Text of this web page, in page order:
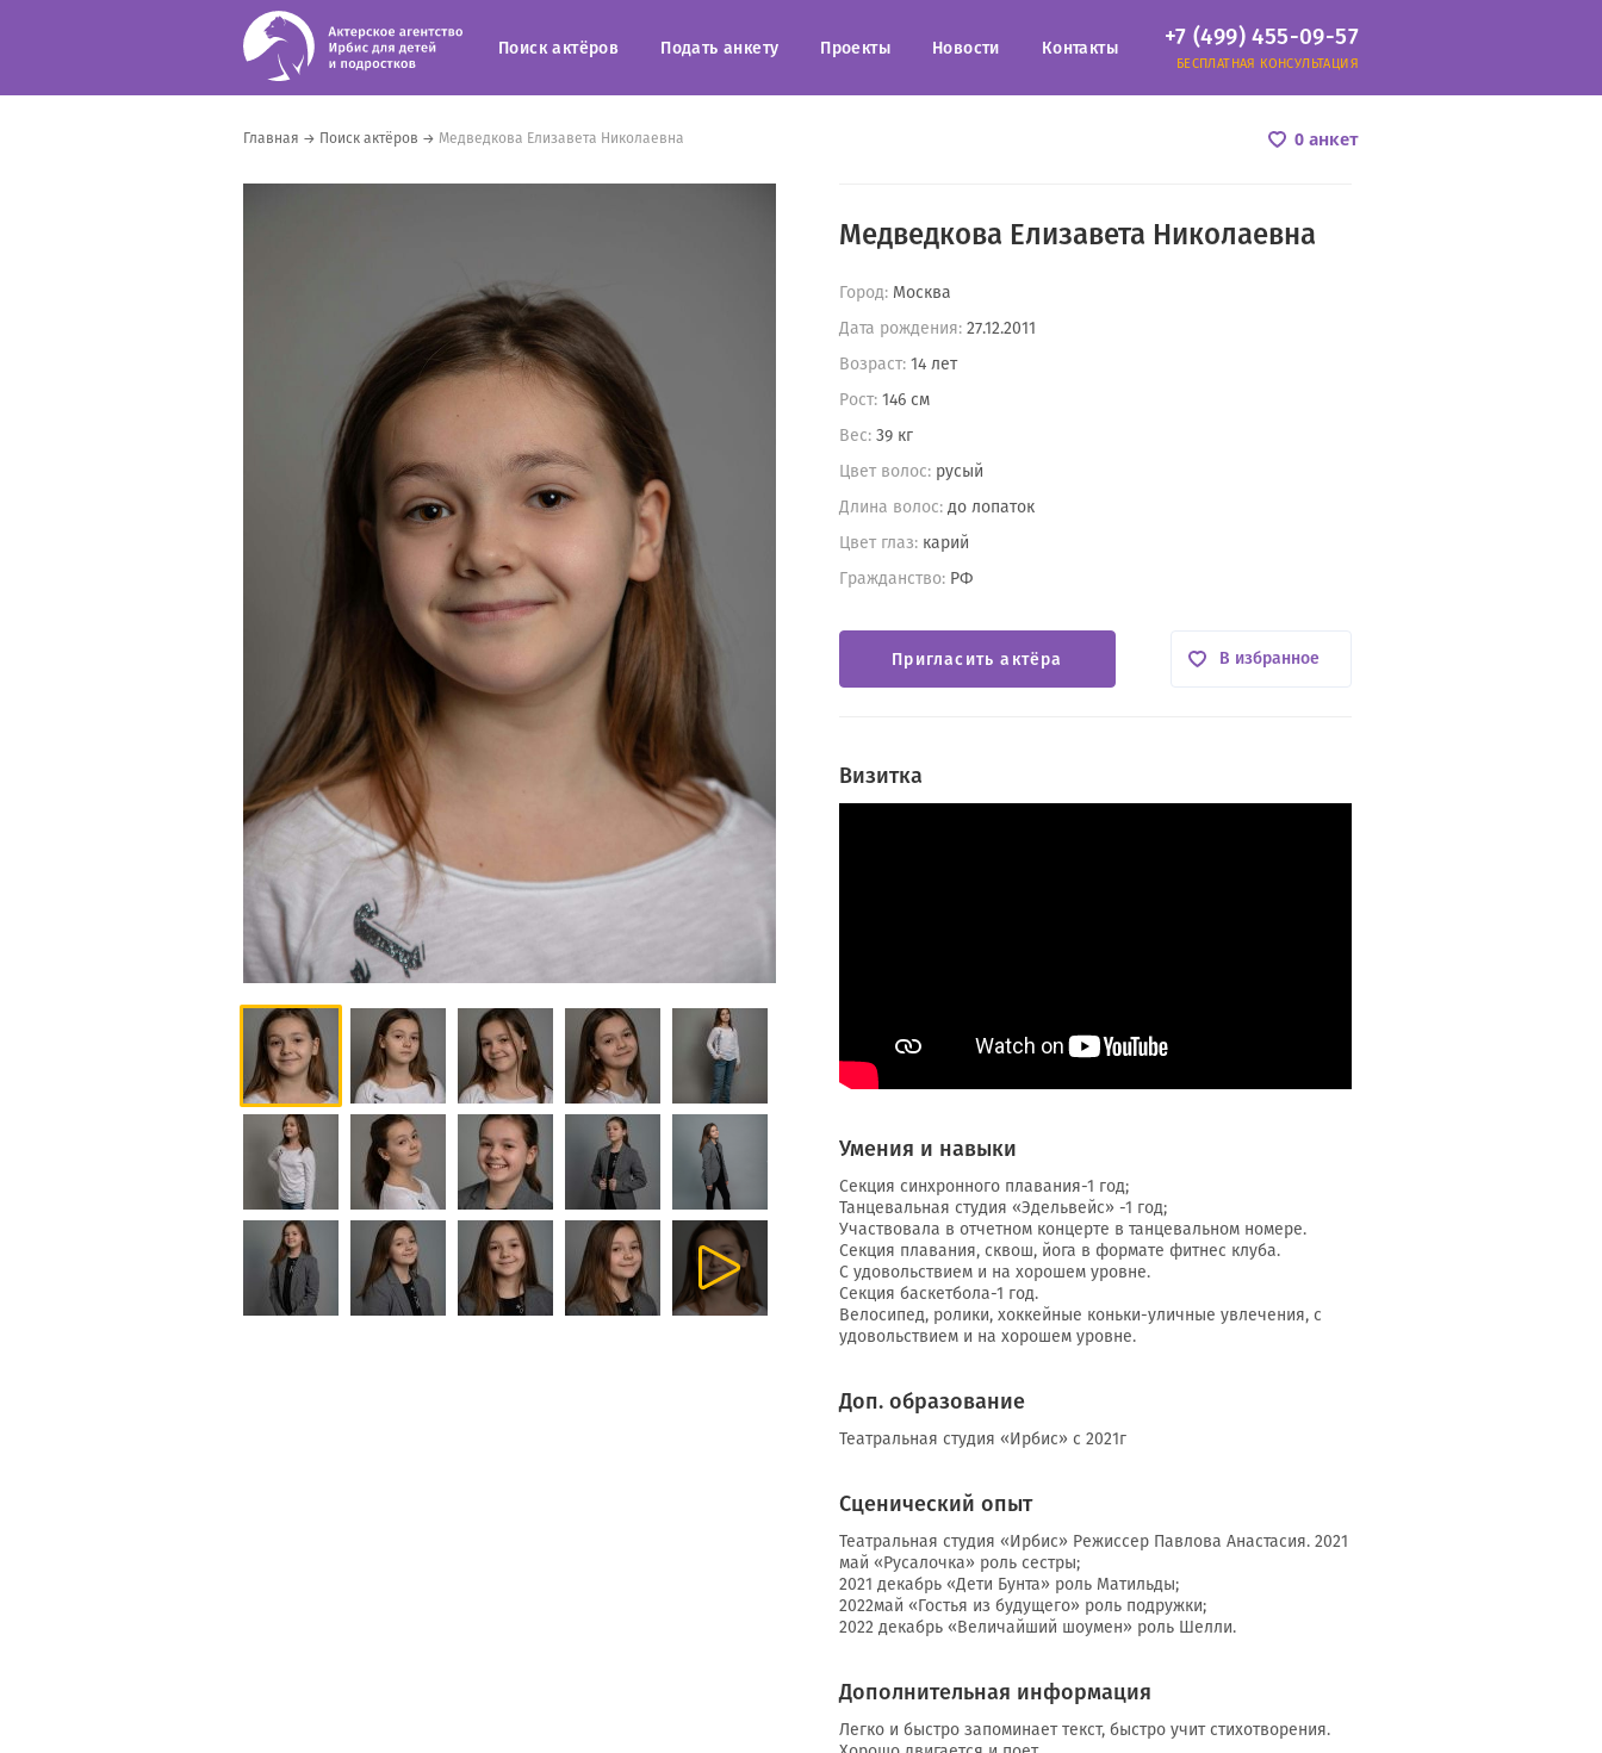
Поиск актёров Подать анкету Проекты Новости Контакты +7 (499) 455-09-57
БЕСПЛАТНАЯ КОНСУЛЬТАЦИЯ
Главная → Поиск актёров → Медведкова Елизавета Николаевна 0 анкет
Медведкова Елизавета Николаевна
Город: Москва
Дата рождения: 27.12.2011
Возраст: 14 лет
Рост: 146 см
Вес: 39 кг
Цвет волос: русый
Длина волос: до лопаток
Цвет глаз: карий
Гражданство: РФ
Пригласить актёра В избранное
Визитка
Умения и навыки
Секция синхронного плавания-1 год;
Танцевальная студия «Эдельвейс» -1 год;
Участвовала в отчетном концерте в танцевальном номере.
Секция плавания, сквош, йога в формате фитнес клуба.
С удовольствием и на хорошем уровне.
Секция баскетбола-1 год.
Велосипед, ролики, хоккейные коньки-уличные увлечения, с
удовольствием и на хорошем уровне.
Доп. образование
Театральная студия «Ирбис» с 2021г
Сценический опыт
Театральная студия «Ирбис» Режиссер Павлова Анастасия. 2021
май «Русалочка» роль сестры;
2021 декабрь «Дети Бунта» роль Матильды;
2022май «Гостья из будущего» роль подружки;
2022 декабрь «Величайший шоумен» роль Шелли.
Дополнительная информация
Легко и быстро запоминает текст, быстро учит стихотворения.